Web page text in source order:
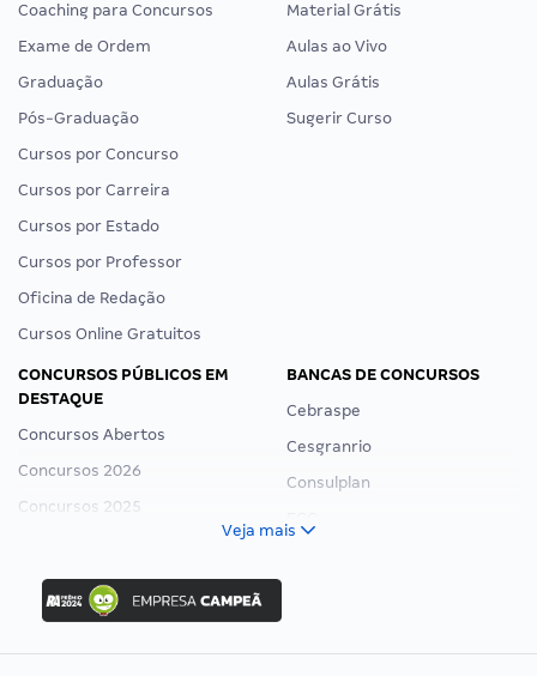
Coaching para Concursos
Exame de Ordem
Graduação
Pós-Graduação
Cursos por Concurso
Cursos por Carreira
Cursos por Estado
Cursos por Professor
Oficina de Redação
Cursos Online Gratuitos
Material Grátis
Aulas ao Vivo
Aulas Grátis
Sugerir Curso
CONCURSOS PÚBLICOS EM
DESTAQUE
Concursos Abertos
Concursos 2026
Concursos 2025
Concurso Ibama
Concurso MPU
Editais publicados
BANCAS DE CONCURSOS
Cebraspe
Cesgranrio
Consulplan
Veja mais